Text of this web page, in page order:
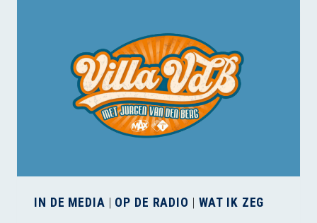
EENDENHOUDERIJ
IN DE MEDIA OP DE RADIO WAT IK ZEG